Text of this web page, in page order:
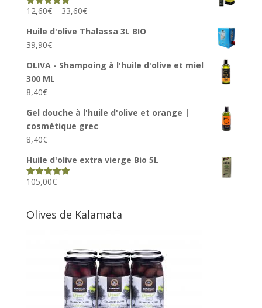
Rated4.82
12,60€– 33,60€
Huile d'olive Thalassa 3L BIO
39,90€
OLIVA - Shampoing à l'huile d'olive et miel
300 ML
8,40€
Gel douche à l'huile d'olive et orange |
cosmétique grec
8,40€
Huile d'olive extra vierge Bio 5L
Rated5.00
105,00€
Olives de Kalamata